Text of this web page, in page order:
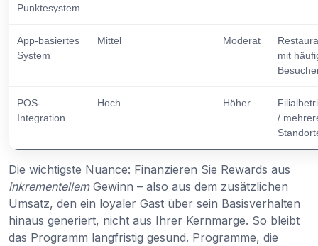
Punktesystem
App-basiertes
System
Mittel Moderat
mit
POS-
Integration
Hoch Höher
/
Die wichtigste Nuance: Finanzieren Sie Rewards aus
inkrementellemGewinn – also aus dem zusätzlichen
Umsatz, den ein loyaler Gast über sein Basisverhalten
hinaus generiert, nicht aus Ihrer Kernmarge. So bleibt
das Programm langfristig gesund. Programme, die